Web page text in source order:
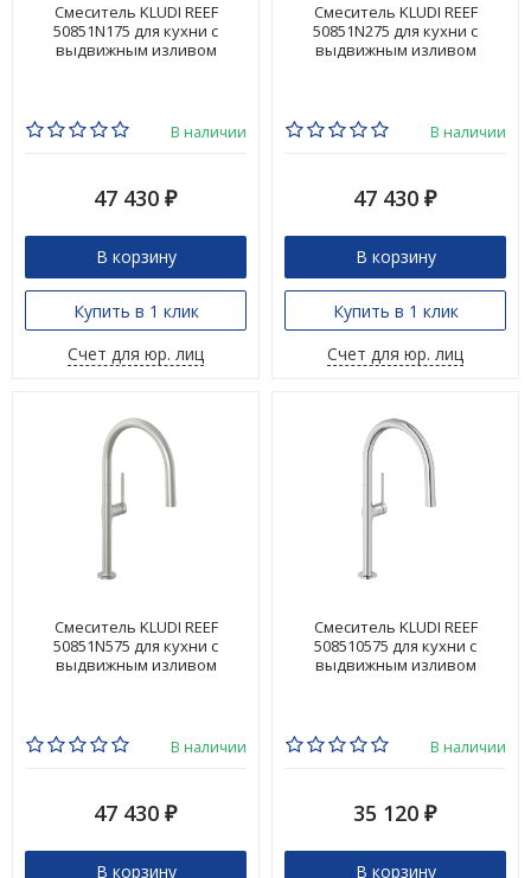
Смеситель KLUDI REEF
50851N175 для кухни с
выдвижным изливом
В наличии
47 430 ₽
В корзину
Купить в 1 клик
Счет для юр. лиц
Смеситель KLUDI REEF
50851N275 для кухни с
выдвижным изливом
В наличии
47 430 ₽
В корзину
Купить в 1 клик
Счет для юр. лиц
Смеситель KLUDI REEF
50851N575 для кухни с
выдвижным изливом
В наличии
47 430 ₽
В корзину
Смеситель KLUDI REEF
508510575 для кухни с
выдвижным изливом
В наличии
35 120 ₽
В корзину